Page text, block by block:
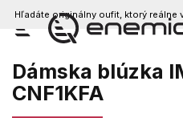
Prejsť
obsah
Hľadáte originálny oufit, ktorý reálne
Dámska blúzka
CNF1KFA